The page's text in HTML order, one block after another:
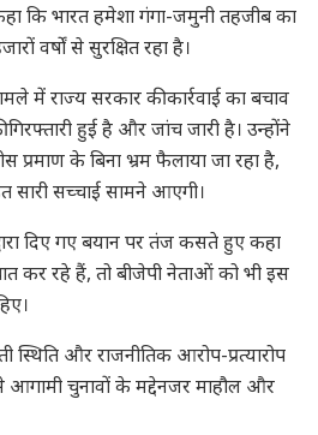
कहा कि भारत हमेशा गंगा-जमुनी तहजीब का
वर्षों से सुरक्षित रहा है।
में राज्य सरकार की कार्रवाई का बचाव
हुई है और जांच जारी है। उन्होंने
के बिना भ्रम फैलाया जा रहा है,
सारी सच्चाई सामने आएगी।
द्वारा दिए गए बयान पर तंज कसते हुए कहा
कर रहे हैं, तो बीजेपी नेताओं को भी इस
स्थिति और राजनीतिक आरोप-प्रत्यारोप
चुनावों के मद्देनजर माहौल और